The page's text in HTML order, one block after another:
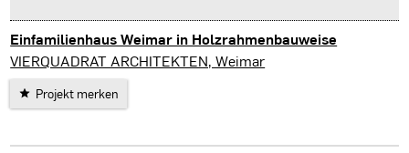
Einfamilienhaus Weimar in Holzrahmenbauweise
Weimar
VIERQUADRAT ARCHITEKTEN, Weimar
Projekt merken